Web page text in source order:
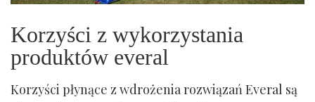
Korzyści z wykorzystania
produktów everal
Korzyści płynące z wdrożenia rozwiązań Everal są